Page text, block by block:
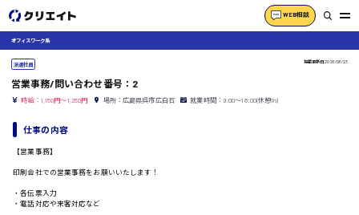
WEB相談
オフィスワーク系
派遣社員 掲載更新日2026/06/23
営業事務/問い合わせ番号：2
時給：1,150円～1,250円 場所：広島県呉市広白石 就業時間：9:00〜18:00(休憩1h)
仕事の内容
【営業事務】
印刷会社での営業事務をお願いいたします！
・各伝票入力
・電話対応や来客対応など